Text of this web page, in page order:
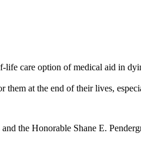
life care option of medical aid in
at the end of their lives,
the Honorable Shane E.